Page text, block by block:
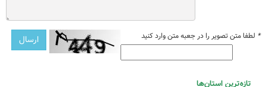
* لطفا متن تصویر را در جعبه متن وارد کنید
تازه‌ترین استان‌ها